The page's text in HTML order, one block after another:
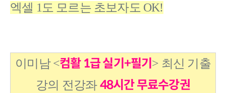
엑셀 1도 모르는 초보자도 OK!
이미남 <컴활 1급 실기+필기 > 최신 기출
강의 전강좌 48시간 무료수강권